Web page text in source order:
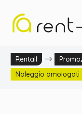
Rentall $
Noleggio omologati